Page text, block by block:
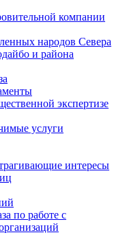
компании
народов Севера
и района
экспертизе
услуги
интересы
по работе с